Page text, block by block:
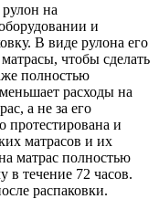
на
и
В виде рулона его
чтобы сделать
полностью
расходы на
а не за его
протестирована и
матрасов и их
матрас полностью
в течение 72 часов.
распаковки.